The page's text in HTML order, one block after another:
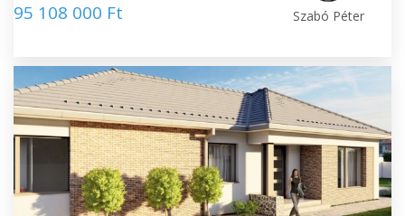
95 108 000 Ft Szabó Péter